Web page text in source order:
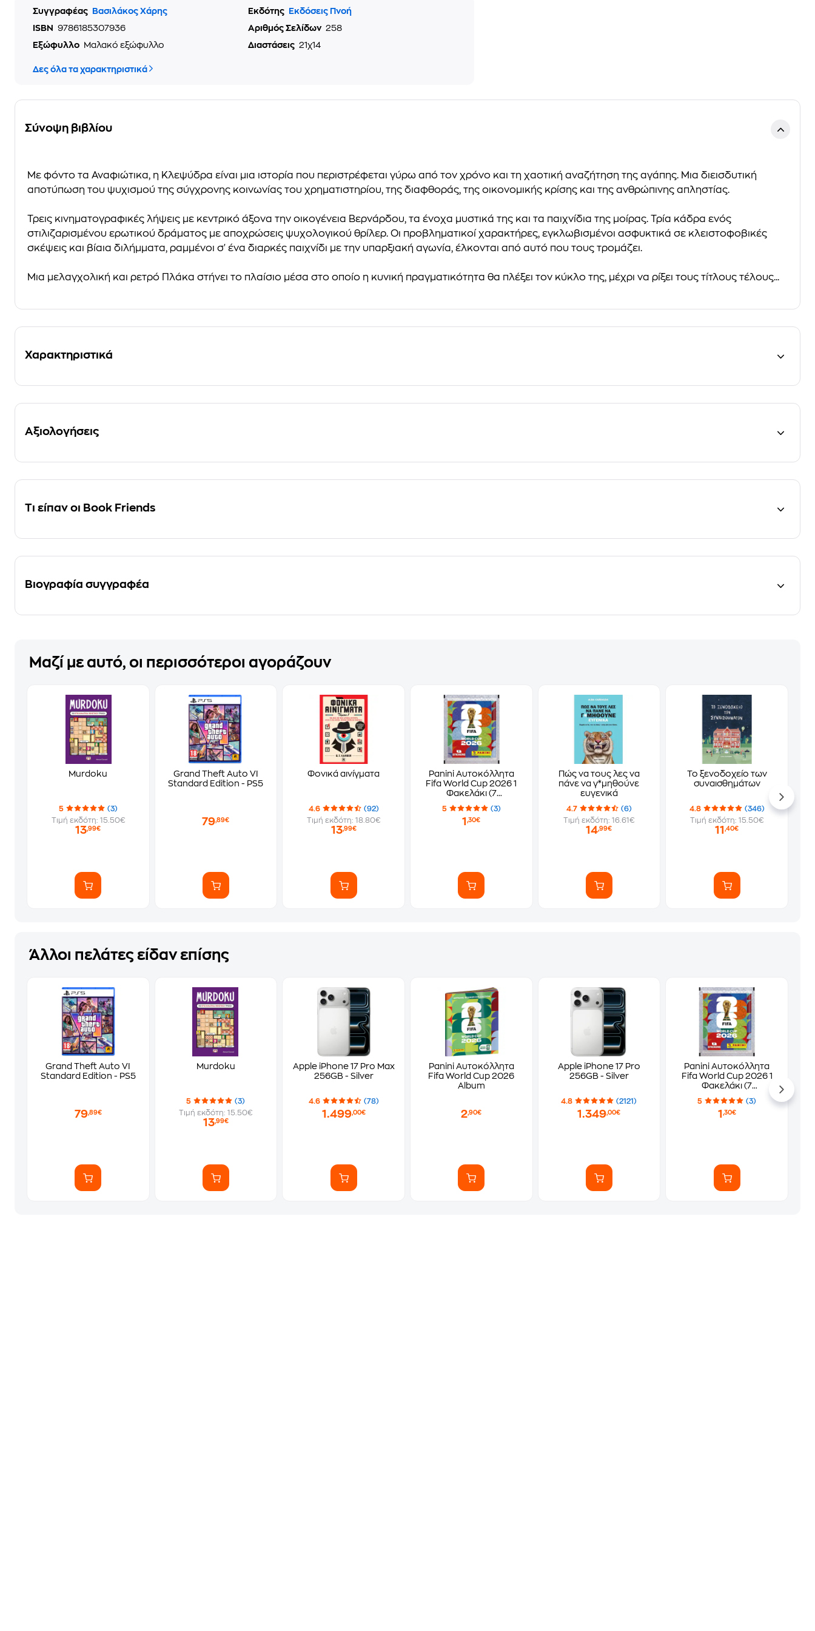
Συγγραφέας Βασιλάκος Χάρης Εκδότης
Εκδόσεις Πνοή
ISBN
9786185307936 Αριθμός Σελίδων 258
Εξώφυλλο
Μαλακό εξώφυλλο Διαστάσεις 21χ14
Δες όλα τα χαρακτηριστικά
Σύνοψη βιβλίου
Με φόντο τα Αναφιώτικα, η Κλεψύδρα είναι μια ιστορία που περιστρέφεται γύρω από τον χρόνο και τη χαοτική αναζήτηση της αγάπης. Μια διεισδυτική
αποτύπωση του ψυχισμού της σύγχρονης κοινωνίας του χρηματιστηρίου, της διαφθοράς, της οικονομικής κρίσης και της ανθρώπινης απληστίας.
Τρεις κινηματογραφικές λήψεις με κεντρικό άξονα την οικογένεια Βερνάρδου, τα ένοχα μυστικά της και τα παιχνίδια της μοίρας. Τρία κάδρα ενός
στιλιζαρισμένου ερωτικού δράματος με αποχρώσεις ψυχολογικού θρίλερ. Οι προβληματικοί χαρακτήρες, εγκλωβισμένοι ασφυκτικά σε κλειστοφοβικές
σκέψεις και βίαια διλήμματα, ραμμένοι σ' ένα διαρκές παιχνίδι με την υπαρξιακή αγωνία, έλκονται από αυτό που τους τρομάζει.
Μια μελαγχολική και ρετρό Πλάκα στήνει το πλαίσιο μέσα στο οποίο η κυνική πραγματικότητα θα πλέξει τον κύκλο της, μέχρι να ρίξει τους τίτλους τέλους...
Χαρακτηριστικά
Αξιολογήσεις
Τι είπαν οι Book Friends
Βιογραφία συγγραφέα
Μαζί με αυτό, οι περισσότεροι αγοράζουν
Murdoku
5
(3)
Τιμή εκδότη: 15.50€
13,99€
Grand Theft Auto VI
Standard Edition - PS5
79,89€
Φονικά αινίγματα
4.6
(92)
Τιμή εκδότη: 18.80€
13,99€
Panini Αυτοκόλλητα
Fifa World Cup 2026 1
Φακελάκι (7
Αυτοκόλλητα)
5 (3)
1,30€
Πώς να τους λες να
πάνε να γ*μηθούνε
ευγενικά
4.7
(6)
Τιμή εκδότη: 16.61€
14,99€
Το ξενοδοχείο των
συναισθημάτων
4.8
(346)
Τιμή εκδότη: 15.50€
11,40€
Άλλοι πελάτες είδαν επίσης
Grand Theft Auto VI
Standard Edition - PS5
79,89€
Murdoku
5
(3)
Τιμή εκδότη: 15.50€
13,99€
Apple iPhone 17 Pro Max
256GB - Silver
4.6 (78)
1.499,00€
Panini Αυτοκόλλητα
Fifa World Cup 2026
Album
2,90€
Apple iPhone 17 Pro
256GB - Silver
4.8 (2121)
1.349,00€
Panini Αυτοκόλλητα
Fifa World Cup 2026 1
Φακελάκι (7
Αυτοκόλλητα)
5 (3)
1 ,30€